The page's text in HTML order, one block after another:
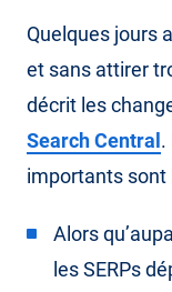
Quelques jours
et sans attirer
décrit les
Search Central .
importants sont
Alors
les SERPs